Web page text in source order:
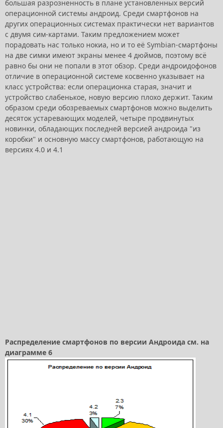
большая разрозненность в плане установленных версий
операционной системы андроид. Среди смартфонов на
других операционных системах практически нет вариантов
с двумя сим-картами. Таким предложением может
порадовать нас только нокиа, но и то её Symbian-смартфоны
на две симки имеют экраны менее 4 дюймов, поэтому всё
равно бы они не попали в этот обзор. Среди андроидофонов
отличие в операционной системе косвенно указывает на
класс устройства: если операционка старая, значит и
устройство слабенькое, новую версию плохо держит. Таким
образом среди обозреваемых смартфонов можно выделить
десяток устаревающих моделей, четыре продвинутых
новинки, обладающих последней версией андроида "из
коробки" и основную массу смартфонов, работающую на
версиях 4.0 и 4.1
Распределение смартфонов по версии Андроида см. на
диаграмме 6